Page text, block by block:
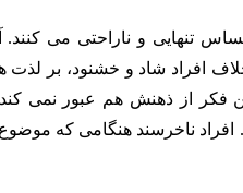
تنهایی و ناراحتی می کنند.
افراد شاد و خشنود، بر
فکر از ذهنش هم عبور نمی
ناخرسند هنگامی که